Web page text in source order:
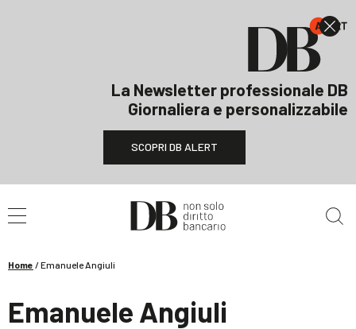
La Newsletter professionale DB
Giornaliera e personalizzabile
SCOPRI DB ALERT
Home /Emanuele Angiuli
Emanuele Angiuli